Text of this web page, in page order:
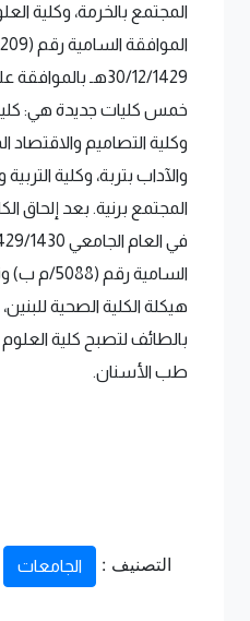
المجتمع بالخرمة، وكلية
30/12/1429هـ
خمس كليات جديدة هي:
وكلية التصاميم والاقتصاد
والآداب بتربة، وكلية
المجتمع برنية. بعد إلحاق
هيكلة الكلية الصحية
بالطائف لتصبح كلية العلوم
طب الأسنان.
التصنيف : الجامعات